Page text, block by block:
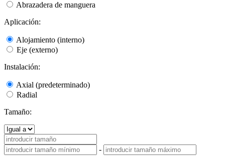
Abrazadera de manguera
Aplicación:
Alojamiento (interno)
Eje (externo)
Instalación:
Axial (predeterminado)
Radial
Tamaño:
-